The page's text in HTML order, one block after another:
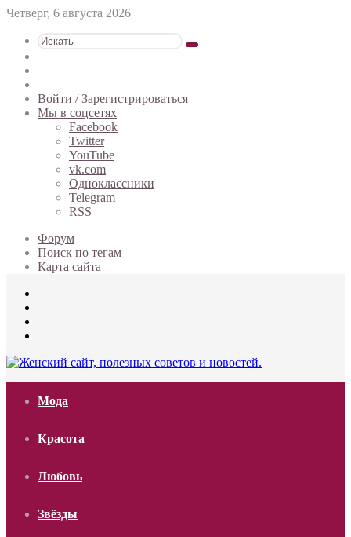
Четверг, 6 августа 2026
Искать
статья
Войти / Зарегистрироваться
Мы в соцсетях
Facebook
Twitter
YouTube
vk.com
Одноклассники
Telegram
RSS
Форум
Поиск по тегам
Карта сайта
Мода
Красота
Любовь
Звёзды